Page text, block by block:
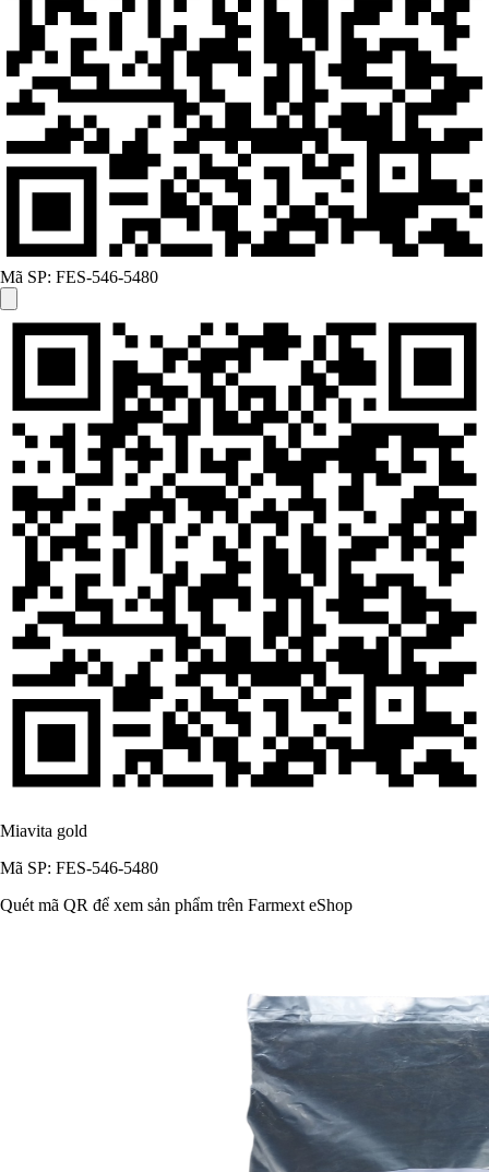
Mã SP: FES-546-5480
Miavita gold
Mã SP: FES-546-5480
Quét mã QR để xem sản phẩm trên Farmext eShop